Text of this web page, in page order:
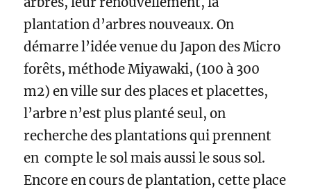
plantation d’arbres nouveaux. On
démarre l’idée venue du Japon des Micro
forêts, méthode Miyawaki, (100 à 300
m2) en ville sur des places et placettes,
l’arbre n’est plus planté seul, on
recherche des plantations qui prennent
en compte le sol mais aussi le sous sol.
Encore en cours de plantation, cette place